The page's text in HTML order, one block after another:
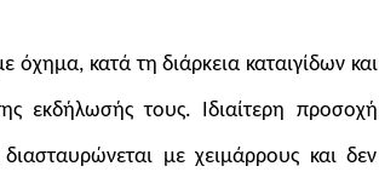
κατά τη διάρκεια καταιγίδων και
εκδήλωσής τους. Ιδιαίτερη προσοχή
με χειμάρρους και δεν